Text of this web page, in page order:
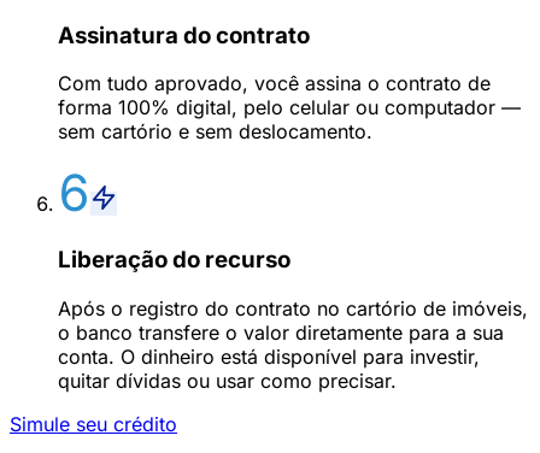
Assinatura do contrato
Com tudo aprovado, você assina o contrato de
forma 100% digital, pelo celular ou computador —
sem cartório e sem deslocamento.
6
Liberação do recurso
Após o registro do contrato no cartório de imóveis,
o banco transfere o valor diretamente para a sua
conta. O dinheiro está disponível para investir,
quitar dívidas ou usar como precisar.
Simule seu crédito